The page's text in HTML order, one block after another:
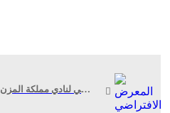
المعرض الافتراضي لنادي مملكة المزن